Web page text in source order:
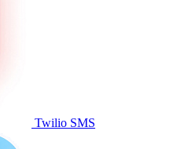
Twilio SMS